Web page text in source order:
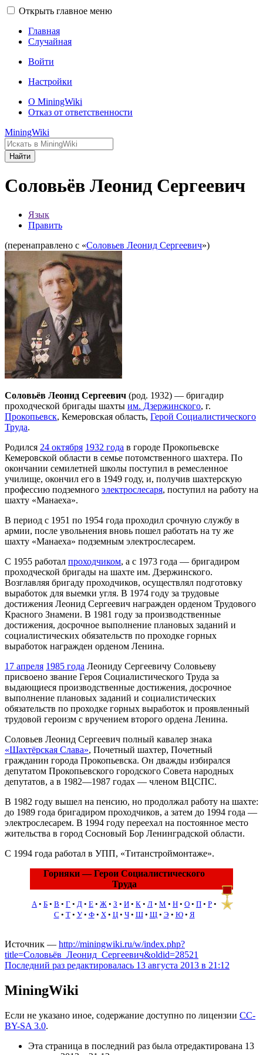
Открыть главное меню
Главная
Случайная
Войти
Настройки
О MiningWiki
Отказ от ответственности
MiningWiki
Найти
Соловьёв Леонид Сергеевич
Язык
Править
(перенаправлено с «Соловьев Леонид Сергеевич»)
Соловьёв Леонид Сергеевич (род. 1932) — бригадир
проходческой бригады шахты им. Дзержинского, г.
Прокопьевск, Кемеровская область, Герой Социалистического
Труда.
Родился 24 октября 1932 года в городе Прокопьевске
Кемеровской области в семье потомственного шахтера. По
окончании семилетней школы поступил в ремесленное
училище, окончил его в 1949 году, и, получив шахтерскую
профессию подземного электрослесаря, поступил на работу на
шахту «Манаеха».
В период с 1951 по 1954 года проходил срочную службу в
армии, после увольнения вновь пошел работать на ту же
шахту «Манаеха» подземным электрослесарем.
С 1955 работал проходчиком, а с 1973 года — бригадиром
проходческой бригады на шахте им. Дзержинского.
Возглавляя бригаду проходчиков, осуществлял подготовку
выработок для выемки угля. В 1974 году за трудовые
достижения Леонид Сергеевич награжден орденом Трудового
Красного Знамени. В 1981 году за производственные
достижения, досрочное выполнение плановых заданий и
социалистических обязательств по проходке горных
выработок награжден орденом Ленина.
17 апреля 1985 года Леониду Сергеевичу Соловьеву
присвоено звание Героя Социалистического Труда за
выдающиеся производственные достижения, досрочное
выполнение плановых заданий и социалистических
обязательств по проходке горных выработок и проявленный
трудовой героизм с вручением второго ордена Ленина.
Соловьев Леонид Сергеевич полный кавалер знака
«Шахтёрская Слава», Почетный шахтер, Почетный
гражданин города Прокопьевска. Он дважды избирался
депутатом Прокопьевского городского Совета народных
депутатов, а в 1982—1987 годах — членом ВЦСПС.
В 1982 году вышел на пенсию, но продолжал работу на шахте:
до 1989 года бригадиром проходчиков, а затем до 1994 года —
электрослесарем. В 1994 году переехал на постоянное место
жительства в город Сосновый Бор Ленинградской области.
С 1994 года работал в УПП, «Титанстроймонтаже».
Горняки — Герои Социалистического
Труда
А• Б • В • Г • Д • Е • Ж • З • И • К • Л • М • Н • О • П • Р •
С • Т• У• Ф• Х• Ц• Ч• Ш• Щ• Э • Ю• Я
Источник — http://miningwiki.ru/w/index.php?
title=Соловьёв_Леонид_Сергеевич&oldid=28521
Последний раз редактировалась 13 августа 2013 в 21:12
MiningWiki
Если не указано иное, содержание доступно по лицензии CC-
BY-SA 3.0.
Эта страница в последний раз была отредактирована 13